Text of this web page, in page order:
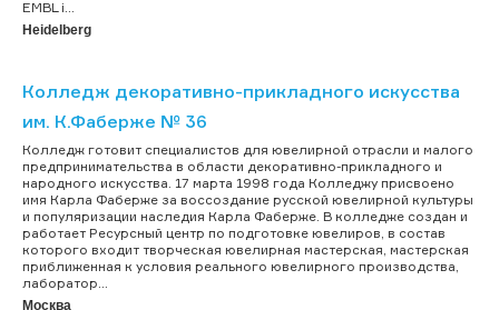
EMBL i...
Heidelberg
Колледж декоративно-прикладного искусства
им. К.Фаберже № 36
Колледж готовит специалистов для ювелирной отрасли и малого
предпринимательства в области декоративно-прикладного и
народного искусства. 17 марта 1998 года Колледжу присвоено
имя Карла Фаберже за воссоздание русской ювелирной культуры
и популяризации наследия Карла Фаберже. В колледже создан и
работает Ресурсный центр по подготовке ювелиров, в состав
которого входит творческая ювелирная мастерская, мастерская
приближенная к условия реального ювелирного производства,
лаборатор...
Москва